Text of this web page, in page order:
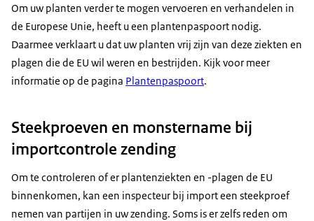
Om uw planten verder te mogen vervoeren en verhandelen in
de Europese Unie, heeft u een plantenpaspoort nodig.
Daarmee verklaart u dat uw planten vrij zijn van deze ziekten en
plagen die de EU wil weren en bestrijden. Kijk voor meer
informatie op de pagina Plantenpaspoort.
Steekproeven en monstername bij
importcontrole zending
Om te controleren of er plantenziekten en -plagen de EU
binnenkomen, kan een inspecteur bij import een steekproef
nemen van partijen in uw zending. Soms is er zelfs reden om